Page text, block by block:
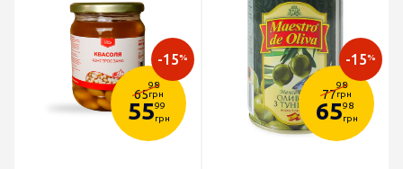
65
98
грн
5599
грн
-15%
77
98
грн
6598
грн
-15%